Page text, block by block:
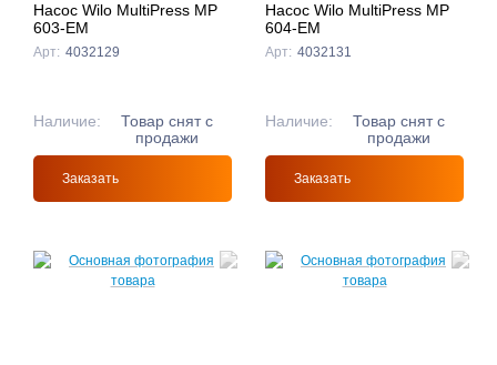
Насос Wilo MultiPress MP
603-EM
Арт: 4032129
Наличие:
Товар снят с
продажи
Заказать
Насос Wilo MultiPress MP
604-EM
Арт: 4032131
Наличие:
Товар снят с
продажи
Заказать